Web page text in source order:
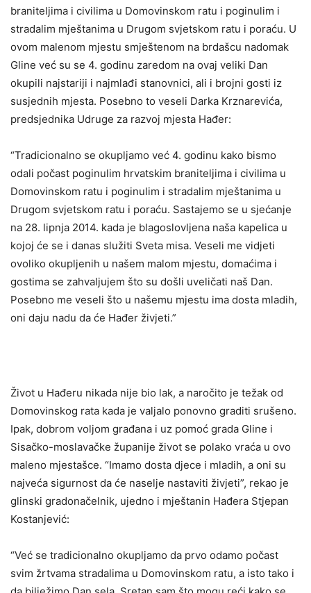
braniteljima i civilima u Domovinskom ratu i poginulim i
stradalim mještanima u Drugom svjetskom ratu i poraću. U
ovom malenom mjestu smještenom na brdašcu nadomak
Gline već su se 4. godinu zaredom na ovaj veliki Dan
okupili najstariji i najmlađi stanovnici, ali i brojni gosti iz
susjednih mjesta. Posebno to veseli Darka Krznarevića,
predsjednika Udruge za razvoj mjesta Hađer:
“Tradicionalno se okupljamo već 4. godinu kako bismo
odali počast poginulim hrvatskim braniteljima i civilima u
Domovinskom ratu i poginulim i stradalim mještanima u
Drugom svjetskom ratu i poraću. Sastajemo se u sjećanje
na 28. lipnja 2014. kada je blagoslovljena naša kapelica u
kojoj će se i danas služiti Sveta misa. Veseli me vidjeti
ovoliko okupljenih u našem malom mjestu, domaćima i
gostima se zahvaljujem što su došli uveličati naš Dan.
Posebno me veseli što u našemu mjestu ima dosta mladih,
oni daju nadu da će Hađer živjeti.”
Život u Hađeru nikada nije bio lak, a naročito je težak od
Domovinskog rata kada je valjalo ponovno graditi srušeno.
Ipak, dobrom voljom građana i uz pomoć grada Gline i
Sisačko-moslavačke županije život se polako vraća u ovo
maleno mjestašce. “Imamo dosta djece i mladih, a oni su
najveća sigurnost da će naselje nastaviti živjeti”, rekao je
glinski gradonačelnik, ujedno i mještanin Hađera Stjepan
Kostanjević:
“Već se tradicionalno okupljamo da prvo odamo počast
svim žrtvama stradalima u Domovinskom ratu, a isto tako i